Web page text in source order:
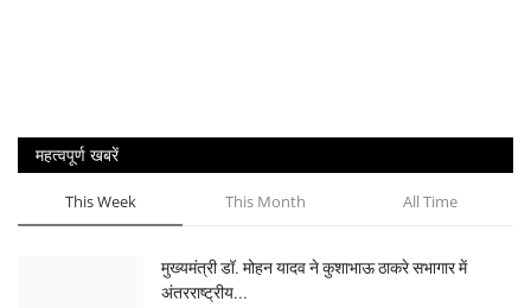
महत्वपूर्ण खबरें
This Week This Month All Time
मुख्यमंत्री डॉ. मोहन यादव ने कुशाभाऊ ठाकरे सभागार में
अंतरराष्ट्रीय...